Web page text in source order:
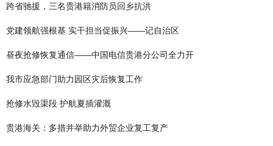
跨省驰援，三名贵港籍消防员回乡抗洪
党建领航强根基 实干担当促振兴——记自治区
昼夜抢修恢复通信——中国电信贵港分公司全力开
我市应急部门助力园区灾后恢复工作
抢修水毁渠段 护航夏插灌溉
贵港海关：多措并举助力外贸企业复工复产